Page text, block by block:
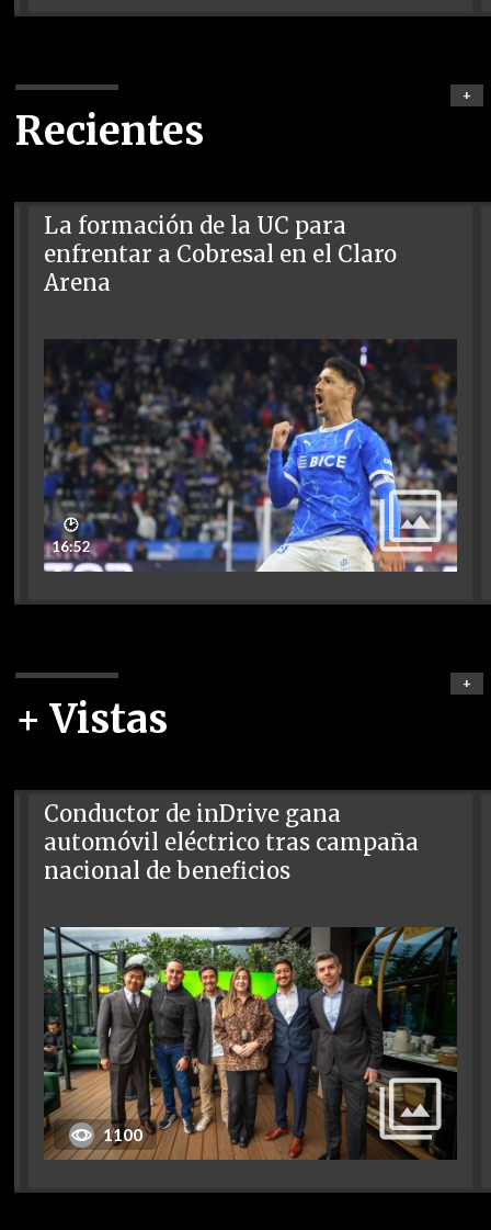
Recientes
+
La formación de la UC para
enfrentar a Cobresal en el Claro
Arena
🕑
16:52
+ Vistas
+
Conductor de inDrive gana
automóvil eléctrico tras campaña
nacional de beneficios
1100